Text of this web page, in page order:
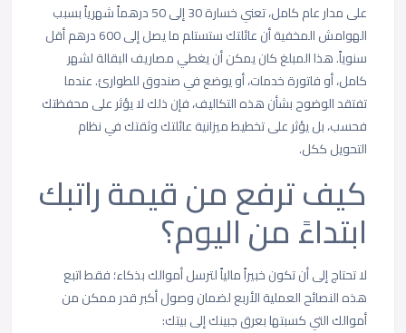
على مدار عام كامل، تعني خسارة 30 إلى 50 درهماً شهرياً بسبب
الهوامش المخفية أن عائلتك ستستلم ما يصل إلى 600 درهم أقل
سنوياً. هذا المبلغ كان يمكن أن يغطي مصاريف البقالة لشهر
كامل، أو فاتورة خدمات، أو يوضع في صندوق للطوارئ. عندما
تفتقد الوضوح بشأن هذه التكاليف، فإن ذلك لا يؤثر على محفظتك
فحسب، بل يؤثر على تخطيط ميزانية عائلتك وثقتك في نظام
التحويل ككل.
كيف ترفع من قيمة راتبك
ابتداءً من اليوم؟
لا تحتاج إلى أن تكون خبيراً مالياً لترسل أموالك بذكاء؛ فقط اتبع
هذه النصائح العملية الأربع لضمان وصول أكبر قدر ممكن من
أموالك التي كسبتها بعرق جبينك إلى بيتك: